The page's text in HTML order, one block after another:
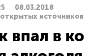
08.03.2018
источников
впал в